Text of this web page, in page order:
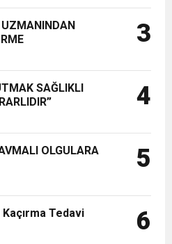
3
SAĞLIKLI
4
OLGULARA
5
Tedavi
6